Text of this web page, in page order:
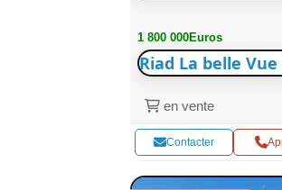
1 800 000Euros
Riad La belle Vue
en vente
Contacter